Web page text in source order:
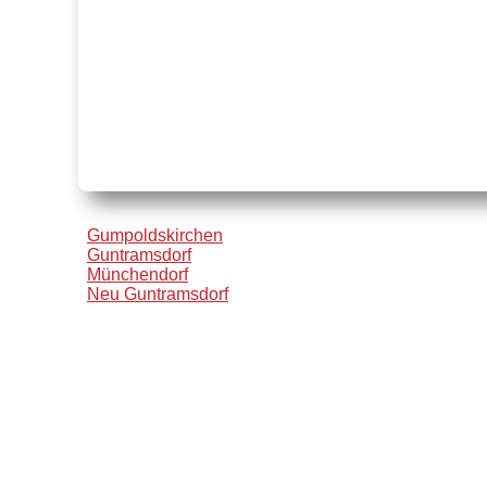
Gumpoldskirchen
Guntramsdorf
Münchendorf
Neu Guntramsdorf